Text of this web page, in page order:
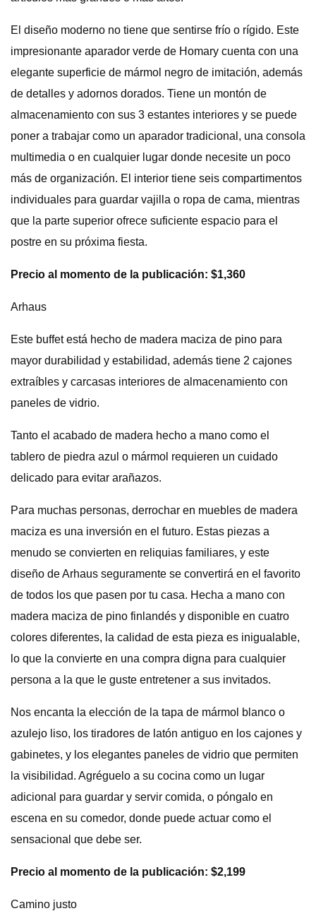
El diseño moderno no tiene que sentirse frío o rígido. Este
impresionante aparador verde de Homary cuenta con una
elegante superficie de mármol negro de imitación, además
de detalles y adornos dorados. Tiene un montón de
almacenamiento con sus 3 estantes interiores y se puede
poner a trabajar como un aparador tradicional, una consola
multimedia o en cualquier lugar donde necesite un poco
más de organización. El interior tiene seis compartimentos
individuales para guardar vajilla o ropa de cama, mientras
que la parte superior ofrece suficiente espacio para el
postre en su próxima fiesta.
Precio al momento de la publicación: $1,360
Arhaus
Este buffet está hecho de madera maciza de pino para
mayor durabilidad y estabilidad, además tiene 2 cajones
extraíbles y carcasas interiores de almacenamiento con
paneles de vidrio.
Tanto el acabado de madera hecho a mano como el
tablero de piedra azul o mármol requieren un cuidado
delicado para evitar arañazos.
Para muchas personas, derrochar en muebles de madera
maciza es una inversión en el futuro. Estas piezas a
menudo se convierten en reliquias familiares, y este
diseño de Arhaus seguramente se convertirá en el favorito
de todos los que pasen por tu casa. Hecha a mano con
madera maciza de pino finlandés y disponible en cuatro
colores diferentes, la calidad de esta pieza es inigualable,
lo que la convierte en una compra digna para cualquier
persona a la que le guste entretener a sus invitados.
Nos encanta la elección de la tapa de mármol blanco o
azulejo liso, los tiradores de latón antiguo en los cajones y
gabinetes, y los elegantes paneles de vidrio que permiten
la visibilidad. Agréguelo a su cocina como un lugar
adicional para guardar y servir comida, o póngalo en
escena en su comedor, donde puede actuar como el
sensacional que debe ser.
Precio al momento de la publicación: $2,199
Camino justo